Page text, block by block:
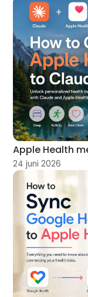
Apple Health
24 juni 2026